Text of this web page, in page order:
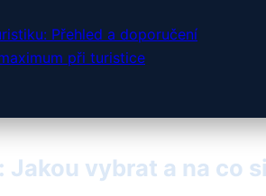
Přehled a doporučení
při turistice
vybrat a na co